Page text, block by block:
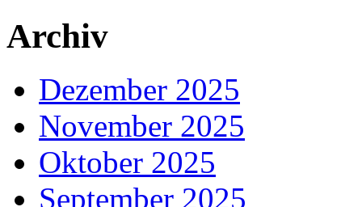
Archiv
Dezember 2025
November 2025
Oktober 2025
September 2025